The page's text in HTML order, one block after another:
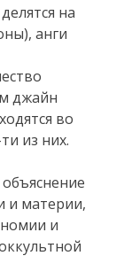
на
анги
джайн
во
из них.
и материи,
и